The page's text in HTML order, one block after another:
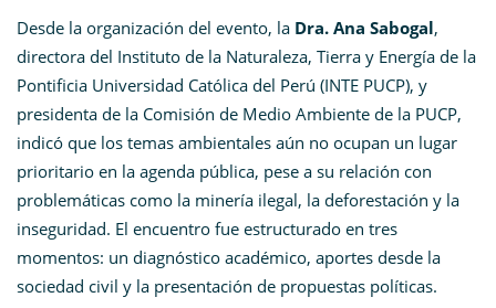
Desde la organización del evento, la Dra. Ana Sabogal,
directora del Instituto de la Naturaleza, Tierra y Energía de la
Pontificia Universidad Católica del Perú (INTE PUCP), y
presidenta de la Comisión de Medio Ambiente de la PUCP,
indicó que los temas ambientales aún no ocupan un lugar
prioritario en la agenda pública, pese a su relación con
problemáticas como la minería ilegal, la deforestación y la
inseguridad. El encuentro fue estructurado en tres
momentos: un diagnóstico académico, aportes desde la
sociedad civil y la presentación de propuestas políticas.